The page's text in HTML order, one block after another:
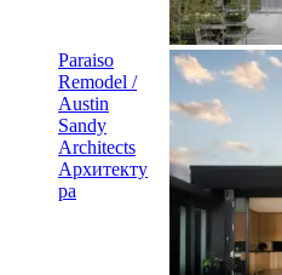
Paraiso
Remodel /
Austin
Sandy
Architects
Архитекту
ра